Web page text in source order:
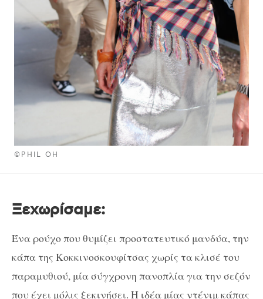
©PHIL OH
Ξεχωρίσαμε:
Ένα ρούχο που θυμίζει προστατευτικό μανδύα, την
κάπα της Κοκκινοσκουφίτσας χωρίς τα κλισέ του
παραμυθιού, μία σύγχρονη πανοπλία για την σεζόν
που έχει μόλις ξεκινήσει. Η ιδέα μίας ντένιμ κάπας